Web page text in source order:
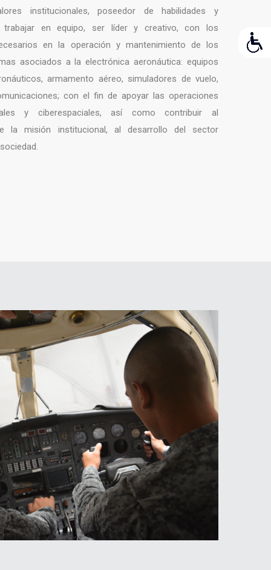
institucionales, poseedor de habilidades y
trabajar en equipo, ser líder y creativo, con los
en la operación y mantenimiento de los
asociados a la electrónica aeronáutica: equipos
armamento aéreo, simuladores de vuelo,
con el fin de apoyar las operaciones
y ciberespaciales, así como contribuir al
la misión institucional, al desarrollo del sector